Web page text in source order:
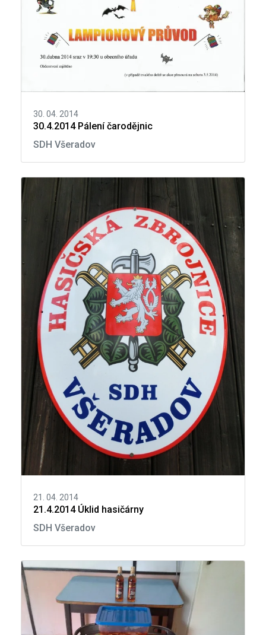
30. 04. 2014
30.4.2014 Pálení čarodějnic
SDH Všeradov
21. 04. 2014
21.4.2014 Úklid hasičárny
SDH Všeradov